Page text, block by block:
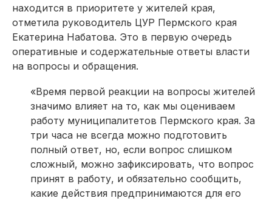
находится в приоритете у жителей края,
отметила руководитель ЦУР Пермского края
Екатерина Набатова. Это в первую очередь
оперативные и содержательные ответы власти
на вопросы и обращения.
«Время первой реакции на вопросы жителей
значимо влияет на то, как мы оцениваем
работу муниципалитетов Пермского края. За
три часа не всегда можно подготовить
полный ответ, но, если вопрос слишком
сложный, можно зафиксировать, что вопрос
принят в работу, и обязательно сообщить,
какие действия предпринимаются для его